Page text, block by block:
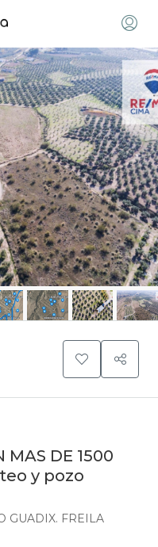
MAS DE 1500
y pozo
GUADIX. FREILA